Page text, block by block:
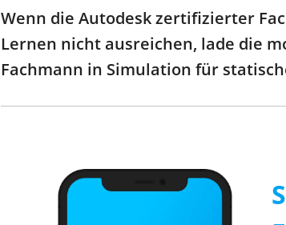
Wenn die Autodesk zertifizierter
Lernen nicht ausreichen, lade die
Fachmann in Simulation für